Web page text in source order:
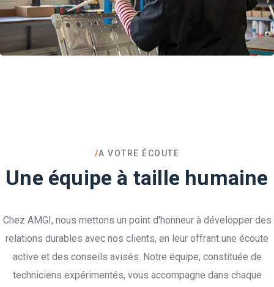
/A VOTRE ÉCOUTE
Une équipe à taille humaine
Chez AMGI, nous mettons un point d'honneur à développer des
relations durables avec nos clients, en leur offrant une écoute
active et des conseils avisés. Notre équipe, constituée de
techniciens expérimentés, vous accompagne dans chaque